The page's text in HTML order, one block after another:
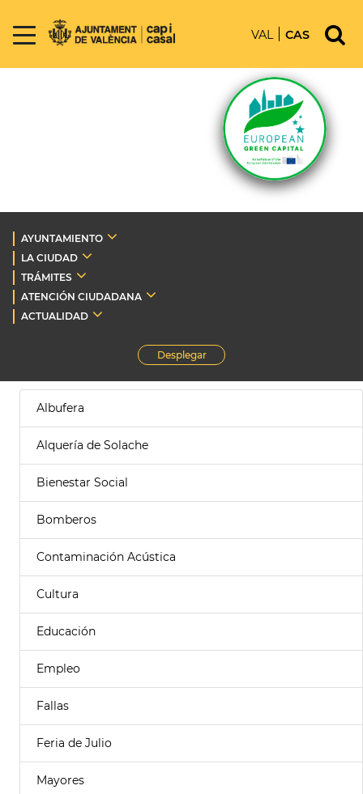
VAL CAS
AYUNTAMIENTO
LA CIUDAD
TRÁMITES
ATENCIÓN CIUDADANA
ACTUALIDAD
Desplegar
Albufera
Alquería de Solache
Bienestar Social
Bomberos
Contaminación Acústica
Cultura
Educación
Empleo
Fallas
Feria de Julio
Mayores